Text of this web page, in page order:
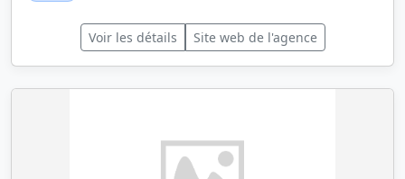
Voir les détails Site web de l'agence